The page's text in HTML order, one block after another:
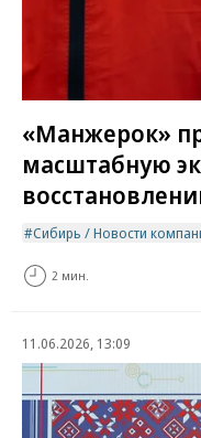
«Манжерок»
масштабную
Сибирь / Новости
2 мин.
11.06.2026, 13:09